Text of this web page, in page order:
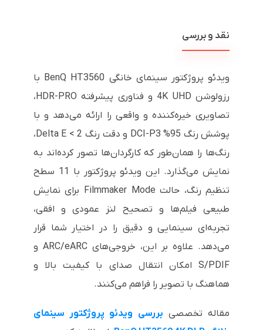
نقد و بررسی
ویدئو پروژکتور سینمای خانگی BenQ HT3560 با
رزولوشن 4K UHD و فناوری پیشرفته HDR-PRO،
تصاویری خیره‌کننده و واقعی را ارائه می‌دهد و با
پوشش رنگ 95% DCI-P3 و دقت رنگ Delta E < 2،
رنگ‌ها را همان‌طور که کارگردان‌ها تصور کرده‌اند به
نمایش می‌گذارد. این ویدئو پروژکتور با 11 سطح
تنظیم رنگ، حالت Filmmaker Mode برای نمایش
طبیعی فیلم‌ها و تصحیح لنز عمودی و افقی،
تجربه‌ای سینمایی و دقیق را در اختیار شما قرار
می‌دهد. علاوه بر این، خروجی‌های ARC/eARC و
S/PDIF امکان انتقال صدای با کیفیت بالا و
هماهنگ با تصویر را فراهم می‌کنند.
مقاله تخصصی بررسی ویدئو پروژکتور سینمای